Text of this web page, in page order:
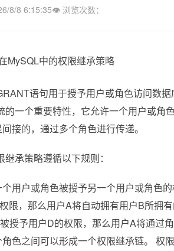
8/8 6:15:35👁 浏览次数：
语句用于授予用户或角色访问数
的一个重要特性，它允许一个用户或角
接的，通过多个角色进行传递。
承策略遵循以下规则：
用户或角色被授予另一个用户或角色
限，那么用户A将自动拥有用户B所拥
授予用户D的权限，那么用户A将通过
色之间可以形成一个权限继承链。 权